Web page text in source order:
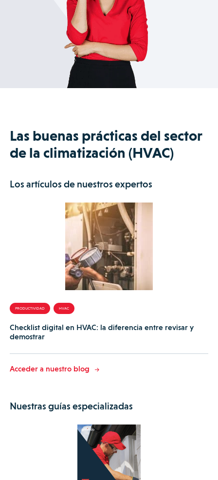
Estos datos te permitirán tomar decisiones estratégicas para
optimizar costes y mejorar la rentabilidad de tu servicio
Las buenas prácticas del sector
de la climatización (HVAC)
Los artículos de nuestros expertos
PRODUCTIVIDAD HVAC
Checklist digital en HVAC: la diferencia entre revisar y
demostrar
Acceder a nuestro blog
Nuestras guías especializadas